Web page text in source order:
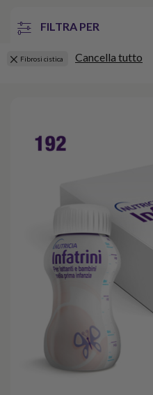
FILTRA PER
Fibrosi cistica Cancella tutto